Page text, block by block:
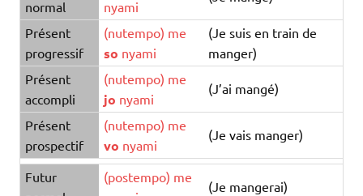
normal
nyami
Présent
progressif
(nutempo) me
so nyami
(Je suis en train de
manger)
Présent
accompli
(nutempo) me
jo nyami
(J’ai mangé)
Présent
prospectif
(nutempo) me
vo nyami
(Je vais manger)
Futur
(postempo) me
(Je mangerai)